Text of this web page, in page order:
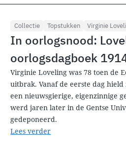
Collectie Topstukken Virginie
In oorlogsnood:
oorlogsdagboek
Virginie Loveling was 78 toen de
uitbrak. Vanaf de eerste dag hield
een nieuwsgierige, eigenzinnige
werd jaren later in de Gentse
gedeponeerd.
Lees verder